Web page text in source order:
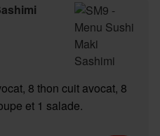
8 thon cuit avocat, 8
et 1 salade.